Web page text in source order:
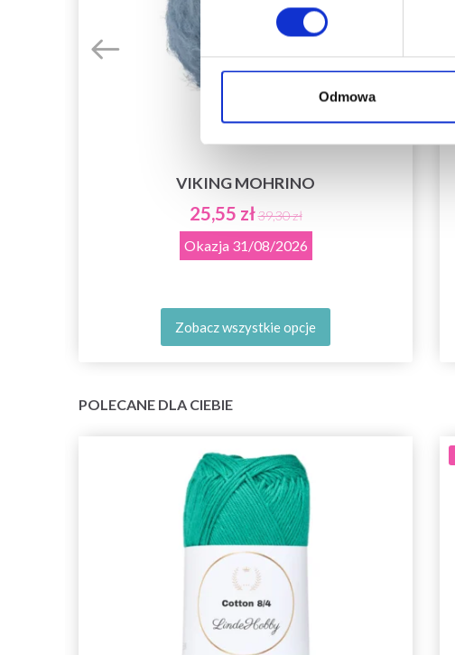
Odmowa
VIKING MOHRINO
25,55 zł39,30 zł
Okazja 31/08/2026
Zobacz wszystkie opcje
POLECANE DLA CIEBIE